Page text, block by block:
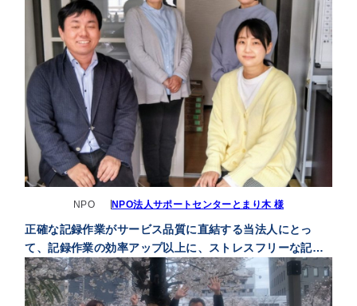
NPO NPO法人サポートセンターとまり木 様
正確な記録作業がサービス品質に直結する当法人にとっ
て、記録作業の効率アップ以上に、ストレスフリーな記録
作業によって記録の抜け漏れがなくなったという改善の方
がよりインパクトが大きかったです